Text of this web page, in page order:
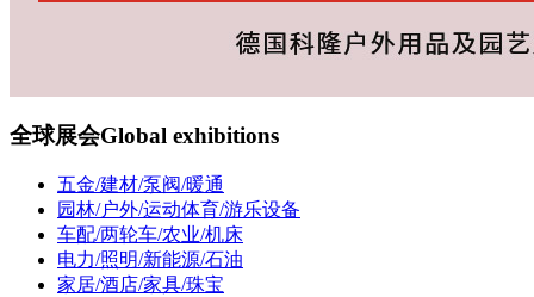
全球展会Global exhibitions
五金/建材/泵阀/暖通
园林/户外/运动体育/游乐设备
车配/两轮车/农业/机床
电力/照明/新能源/石油
家居/酒店/家具/珠宝